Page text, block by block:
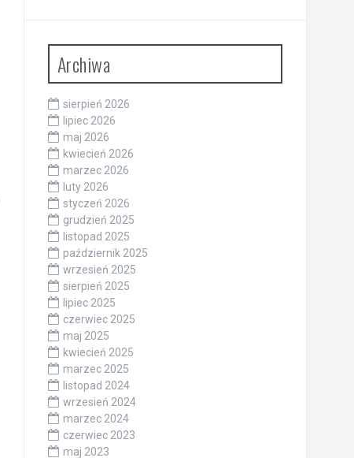
Archiwa
sierpień 2026
lipiec 2026
maj 2026
kwiecień 2026
marzec 2026
luty 2026
styczeń 2026
grudzień 2025
listopad 2025
październik 2025
wrzesień 2025
sierpień 2025
lipiec 2025
czerwiec 2025
maj 2025
kwiecień 2025
marzec 2025
listopad 2024
wrzesień 2024
marzec 2024
czerwiec 2023
maj 2023